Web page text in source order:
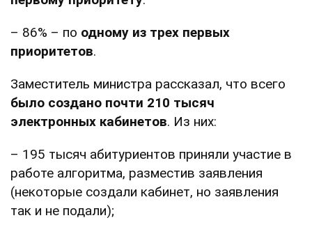
– 86% – по одному из трех первых
приоритетов.
Заместитель министра рассказал, что всего
было создано почти 210 тысяч
электронных кабинетов. Из них:
– 195 тысяч абитуриентов приняли участие в
работе алгоритма, разместив заявления
(некоторые создали кабинет, но заявления
так и не подали);